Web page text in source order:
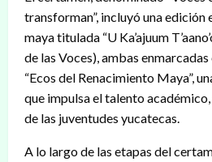
transforman”, incluyó una edición
maya titulada “U Ka’ajuum
de las Voces), ambas
“Ecos del Renacimiento Maya”,
que impulsa el talento
de las juventudes yucatecas.
A lo largo de las etapas del